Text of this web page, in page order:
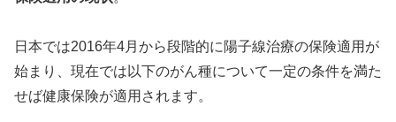
日本では2016年4月から段階的に陽子線治療の保険適用が
始まり、現在では以下のがん種について一定の条件を満た
せば健康保険が適用されます。